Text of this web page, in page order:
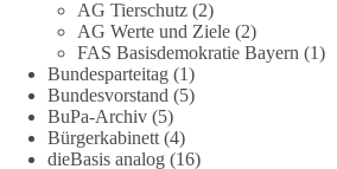
wind-und-sonnenkraft-weniger-strom-
🟩🟩🟦🟦🟥🟥🟧🟧
„Wir brauchen dringend wettbewerbsfähige
eine ideologiefreie Diskussion“, meint der
AG Tierschutz (2)
AG Werte und Ziele (2)
FAS Basisdemokratie Bayern (1)
Bundesparteitag (1)
Bundesvorstand (5)
BuPa-Archiv (5)
Bürgerkabinett (4)
dieBasis analog (16)